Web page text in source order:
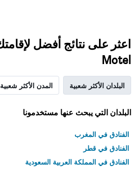
Motel
البلدان الأكثر شعبية المدن الأكثر شعبية
البلدان التي يبحث عنها مستخدمونا
الفنادق في المغرب
الفنادق في قطر
الفنادق في المملكة العربية السعودية